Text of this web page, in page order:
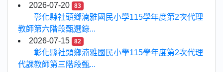
2026-07-20
83
彰化縣社頭鄉湳雅國民小學115學年度第2次代理
教師第六階段甄選錄...
2026-07-15
82
彰化縣社頭鄉湳雅國民小學115學年度第2次代理
代課教師第三階段甄...